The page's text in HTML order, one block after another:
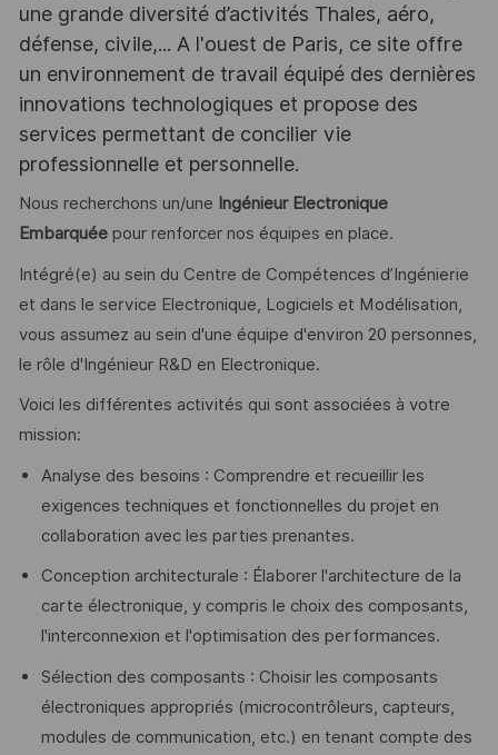
une grande diversité d’activités Thales, aéro,
défense, civile,... A l'ouest de Paris, ce site offre
un environnement de travail équipé des dernières
innovations technologiques et propose des
services permettant de concilier vie
professionnelle et personnelle.
Nous recherchons un/une Ingénieur Electronique
Embarquéepour renforcer nos équipes en place.
Intégré(e) au sein du Centre de Compétences d’Ingénierie
et dans le service Electronique, Logiciels et Modélisation,
vous assumez au sein d'une équipe d'environ 20 personnes,
le rôle d'Ingénieur R&D en Electronique.
Voici les différentes activités qui sont associées à votre
mission:
Analyse des besoins : Comprendre et recueillir les
exigences techniques et fonctionnelles du projet en
collaboration avec les parties prenantes.
Conception architecturale : Élaborer l'architecture de la
carte électronique, y compris le choix des composants,
l'interconnexion et l'optimisation des performances.
Sélection des composants : Choisir les composants
électroniques appropriés (microcontrôleurs, capteurs,
modules de communication, etc.) en tenant compte des